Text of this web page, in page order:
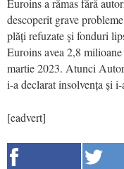
Euroins a rămas fără
descoperit grave
plăți refuzate și fonduri
Euroins avea 2,8
martie 2023. Atunci
i-a declarat insolvența și
[eadvert]